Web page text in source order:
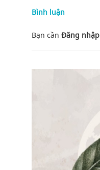
Bình luận
Bạn cần Đăng nhập